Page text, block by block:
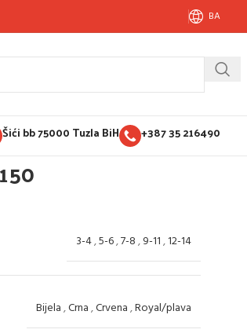
BA
Šići bb 75000 Tuzla BiH +387 35 216490
3-4,5-6,7-8,9-11,12-14
Bijela,Crna,Crvena,Royal/plava